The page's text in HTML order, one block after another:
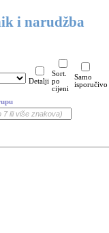
i narudžba
Detalji
Sort.
po
cijeni
Samo
isporučivo